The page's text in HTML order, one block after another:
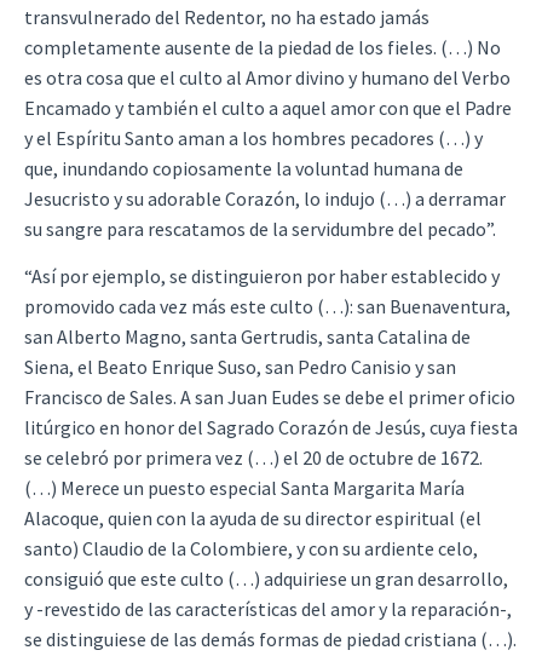
transvulnerado del Redentor, no ha estado jamás
completamente ausente de la piedad de los fieles. (…) No
es otra cosa que el culto al Amor divino y humano del Verbo
Encamado y también el culto a aquel amor con que el Padre
y el Espíritu Santo aman a los hombres pecadores (…) y
que, inundando copiosamente la voluntad humana de
Jesucristo y su adorable Corazón, lo indujo (…) a derramar
su sangre para rescatamos de la servidumbre del pecado”.
“Así por ejemplo, se distinguieron por haber establecido y
promovido cada vez más este culto (…): san Buenaventura,
san Alberto Magno, santa Gertrudis, santa Catalina de
Siena, el Beato Enrique Suso, san Pedro Canisio y san
Francisco de Sales. A san Juan Eudes se debe el primer oficio
litúrgico en honor del Sagrado Corazón de Jesús, cuya fiesta
se celebró por primera vez (…) el 20 de octubre de 1672.
(…) Merece un puesto especial Santa Margarita María
Alacoque, quien con la ayuda de su director espiritual (el
santo) Claudio de la Colombiere, y con su ardiente celo,
consiguió que este culto (…) adquiriese un gran desarrollo,
y -revestido de las características del amor y la reparación-,
se distinguiese de las demás formas de piedad cristiana (…).